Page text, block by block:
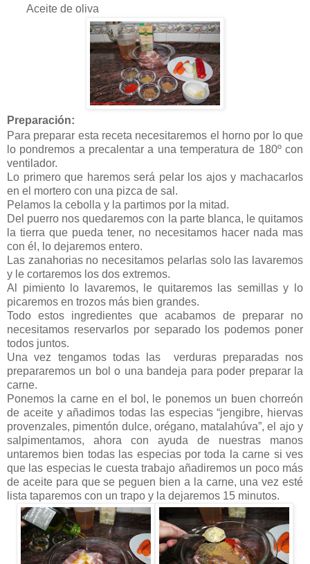
Aceite de oliva
Preparación:
Para preparar esta receta necesitaremos el horno por lo que
lo pondremos a precalentar a una temperatura de 180º con
ventilador.
Lo primero que haremos será pelar los ajos y machacarlos
en el mortero con una pizca de sal.
Pelamos la cebolla y la partimos por la mitad.
Del puerro nos quedaremos con la parte blanca, le quitamos
la tierra que pueda tener, no necesitamos hacer nada mas
con él, lo dejaremos entero.
Las zanahorias no necesitamos pelarlas solo las lavaremos
y le cortaremos los dos extremos.
Al pimiento lo lavaremos, le quitaremos las semillas y lo
picaremos en trozos más bien grandes.
Todo estos ingredientes que acabamos de preparar no
necesitamos reservarlos por separado los podemos poner
todos juntos.
Una vez tengamos todas las verduras preparadas nos
prepararemos un bol o una bandeja para poder preparar la
carne.
Ponemos la carne en el bol, le ponemos un buen chorreón
de aceite y añadimos todas las especias “jengibre, hiervas
provenzales, pimentón dulce, orégano, matalahúva”, el ajo y
salpimentamos, ahora con ayuda de nuestras manos
untaremos bien todas las especias por toda la carne si ves
que las especias le cuesta trabajo añadiremos un poco más
de aceite para que se peguen bien a la carne, una vez esté
lista taparemos con un trapo y la dejaremos 15 minutos.